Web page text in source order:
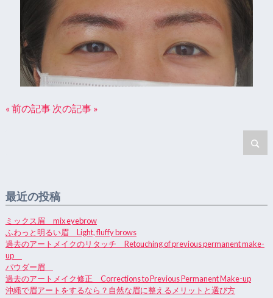
« 前の記事 次の記事 »
最近の投稿
ミックス眉 mix eyebrow
ふわっと明るい眉 Light, fluffy brows
過去のアートメイクのリタッチ Retouching of previous permanent make-
up
パウダー眉
過去のアートメイク修正 Corrections to Previous Permanent Make-up
沖縄で眉アートをするなら？自然な眉に整えるメリットと選び方